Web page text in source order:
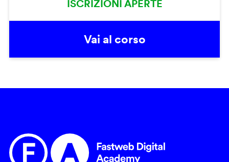
ISCRIZIONI APERTE
Vai al corso